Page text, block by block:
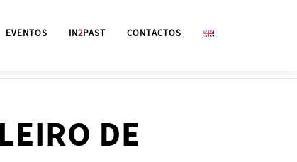
EVENTOS IN2PAST CONTACTOS
DE